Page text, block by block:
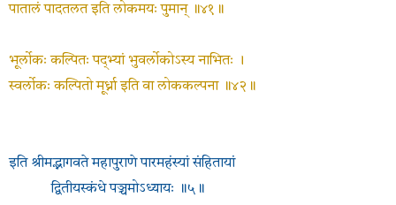
पातालं पादतलत इति लोकमयः पुमान् ॥४१॥
भूर्लोकः कल्पितः पद्‍भ्यां भुवर्लोकोऽस्य नाभितः ।
स्वर्लोकः कल्पितो मूर्ध्ना इति वा लोककल्पना ॥४२॥
इति श्रीमद्भागवते महापुराणे पारमहंस्यां संहितायां
द्वितीयस्कंधे पञ्चमोऽध्यायः ॥५॥